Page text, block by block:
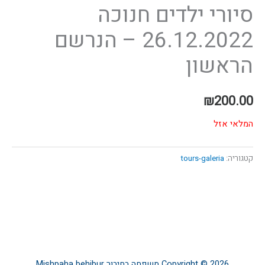
סיורי ילדים חנוכה
26.12.2022 – הנרשם
הראשון
₪200.00
המלאי אזל
קטגוריה: tours-galeria